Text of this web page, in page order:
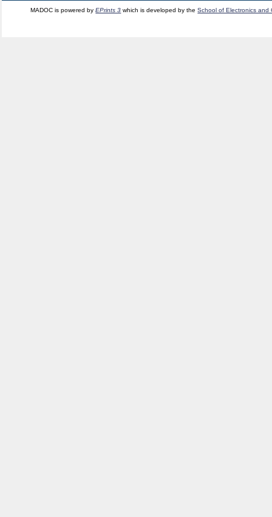
MADOC is powered byEPrints 3 which is developed by theSchool of Electronics and